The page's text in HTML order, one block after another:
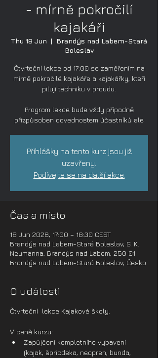
- mírně pokročilí
kajakáři
Thu 18 Jun
  |
Brandýs nad Labem-Stará
Boleslav
Čtvrteční lekce od 17:00 se zaměřením na
mírně pokročilé kajakáře a kajakářky, kteří
pilují techniku v proudu.
Program lekce bude vždy případně
přizpůsoben dovednostem účastníků ale
Přihlášky na tento kurz jsou již
uzavřeny.
Podívejte se na další akce.
Čas a místo
18 Jun 2026, 17:00 – 18:30 CEST
Brandýs nad Labem-Stará Boleslav, S. K.
Neumanna, Brandýs nad Labem, 250 01
Brandýs nad Labem-Stará Boleslav, Česko
O události
Čtvrteční  lekce Kajakové školy.
V ceně kurzu:
Zapůjčení kompletního vybavení
(kajak, špricdeka, neopren, bunda,